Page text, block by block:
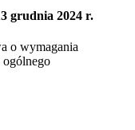
grudnia 2024 r.
o wymagania